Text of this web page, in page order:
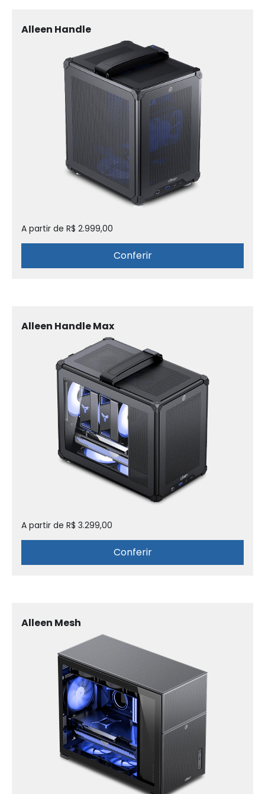
Alleen Handle
A partir de R$ 2.999,00
Conferir
Alleen Handle Max
A partir de R$ 3.299,00
Conferir
Alleen Mesh